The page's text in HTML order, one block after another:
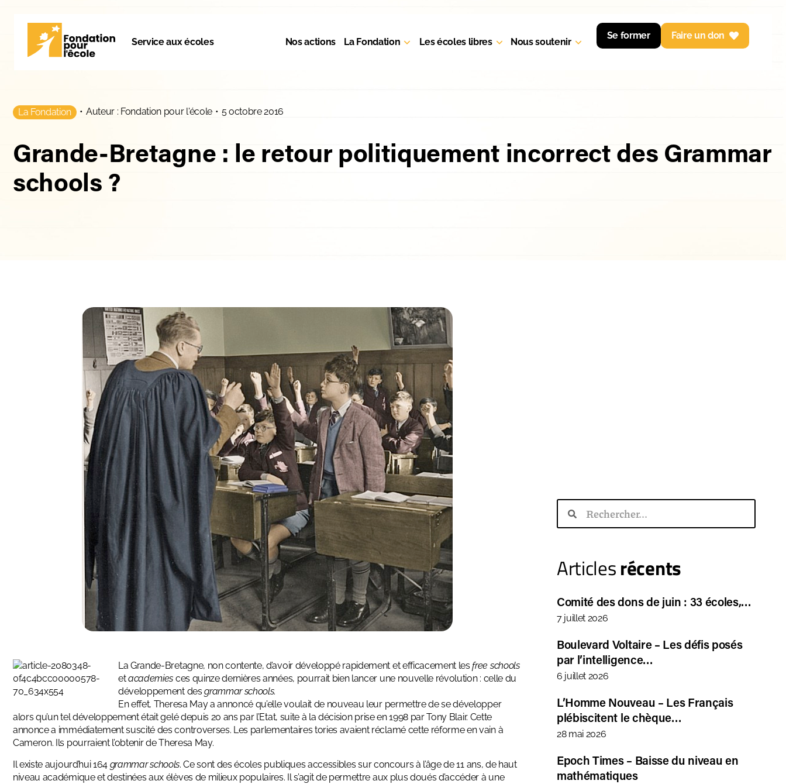
Service aux écoles Nos actions La Fondation Les écoles libres Nous soutenir
Faire un don
Se former
La Fondation • Auteur : Fondation pour l'école • 5 octobre 2016
Grande-Bretagne : le retour politiquement incorrect des Grammar
schools ?
La Grande-Bretagne, non contente, d’avoir développé rapidement et efficacement lesfree schools
etacademies ces quinze dernières années, pourrait bien lancer une nouvelle révolution : celle du
développement desgrammar schools.
En effet, Theresa May a annoncé qu’elle voulait de nouveau leur permettre de se développer
alors qu’un tel développement était gelé depuis 20 ans par l’Etat, suite à la décision prise en 1998 par Tony Blair. Cette
annonce a immédiatement suscité des controverses. Les parlementaires tories avaient réclamé cette réforme en vain à
Cameron. Ils pourraient l’obtenir de Theresa May.
Il existe aujourd’hui164 grammar schools. Ce sont des écoles publiques accessibles sur concours à l’âge de 11 ans, de haut
niveau académique et destinées aux élèves de milieux populaires. Il s’agit de permettre aux plus doués d’accéder à une
Articlesrécents
Comité des dons de juin : 33 écoles,…
7 juillet 2026
Boulevard Voltaire – Les défis posés
par l’intelligence…
6 juillet 2026
L’Homme Nouveau – Les Français
plébiscitent le chèque…
28 mai 2026
Epoch Times – Baisse du niveau en
mathématiques